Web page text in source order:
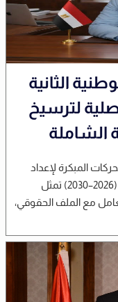
الثانية
لترسيخ
الشاملة
رئيس حزب مصر 2000 أن التحركات المبكرة لإعداد
الاستراتيجية الوطنية الثانية لحقوق الإنسان (2026–2030) تمثل
مع الملف الحقوقي،